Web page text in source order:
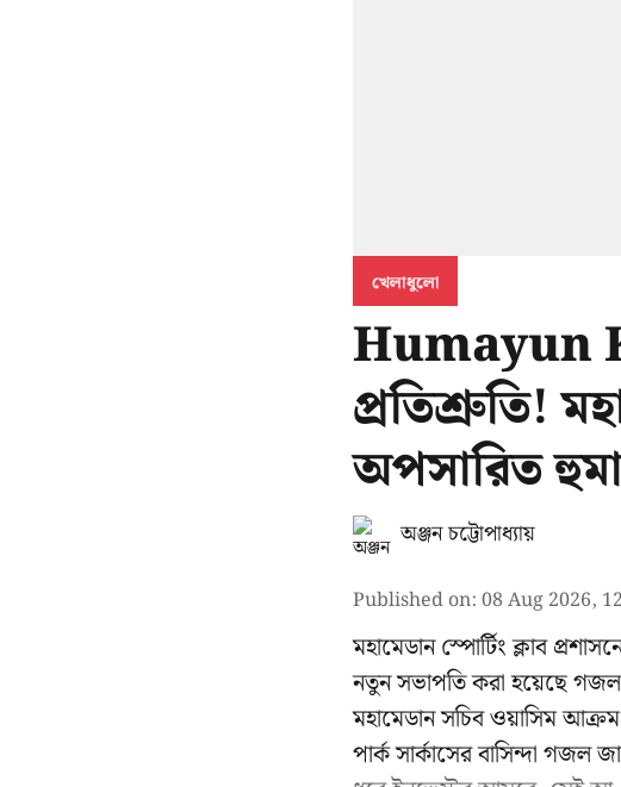
খেলাধুলো
Humayun
প্রতিশ্রুতি!
অপসারিত
অঞ্জন চট্টোপাধ্যায়
Published on: 08 Aug 2026,
মহামেডান স্পোর্টিং ক্লাব
নতুন সভাপতি করা হয়েছে
মহামেডান সচিব ওয়াসিম
পার্ক সার্কাসের বাসিন্দা গজল